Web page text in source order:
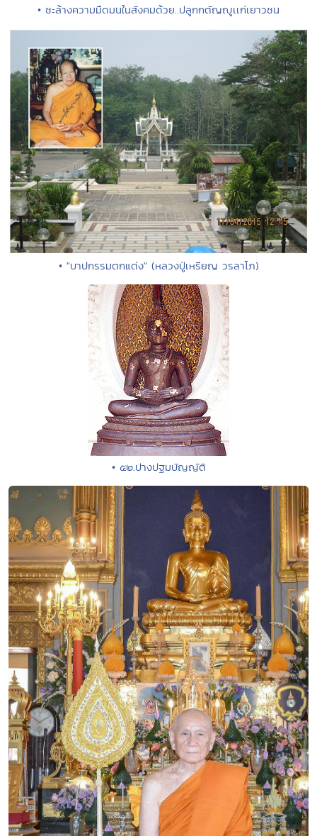
• ชะล้างความมืดมนในสังคมด้วย..ปลูกกตัญญูเเก่เยาวชน
• "บาปกรรมตกแต่ง" (หลวงปู่เหรียญ วรลาโภ)
• ๕๒.ปางปฐมบัญญัติ